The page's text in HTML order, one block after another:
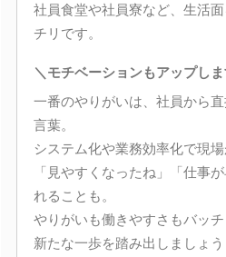
社員食堂や社員寮など、生活
チリです。
＼モチベーションもアップし
一番のやりがいは、社員から
言葉。
システム化や業務効率化で現場
「見やすくなったね」「仕事
れることも。
やりがいも働きやすさもバッチ
新たな一歩を踏み出しましょう